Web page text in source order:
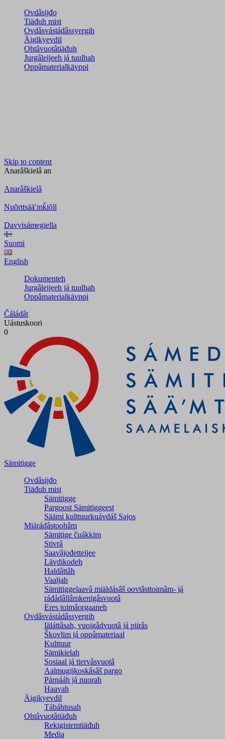
Ovdâsijđo
Tiäđuh mist
Ovdâsvástádâssyergih
Äigikyevdil
Ohtâvuotâtiäđuh
Jurgâleijeeh já tuulhah
Oppâmaterialkävppi
Skip to content
Anarâškielâ an
Anarâškielâ
Nuõrttsääʹmǩiõll
Davvisámegiella
Suomi
English
Dokumenteh
Jurgâleijeeh já tuulhah
Oppâmaterialkävppi
Čáládât
Uástuskoori
0
Sämitigge
Ovdâsijđo
Tiäđuh mist
Sämitigge
Pargoost Sämitiggeest
Säämi kulttuurkuávdáš Sajos
Miärádâstoohâm
Sämitige čuákkim
Stivrâ
Saavâjođetteijee
Lävdikodeh
Haldâttâh
Vaaljah
Sämitiggelaavâ miäldásâš oovtâsttoimâm- já
ráđádâllâmkenigâsvuotâ
Eres toimâorgaaneh
Ovdâsvástádâssyergih
Iäláttâsah, vuoigâdvuotâ já piirâs
Škovlim já oppâmateriaal
Kulttuur
Sämikielah
Sosiaal já tiervâsvuotâ
Aalmugijkoskâsâš pargo
Párnááh já nuorah
Haavah
Äigikyevdil
Tábáhtusah
Ohtâvuotâtiäđuh
Rekigistemtiäđuh
Media